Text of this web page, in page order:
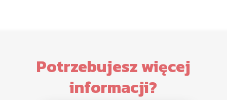
Potrzebujesz więcej
informacji?